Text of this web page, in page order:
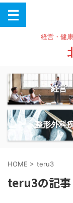
経営・健
経営
整形外科
HOME > teru3
teru3の記事